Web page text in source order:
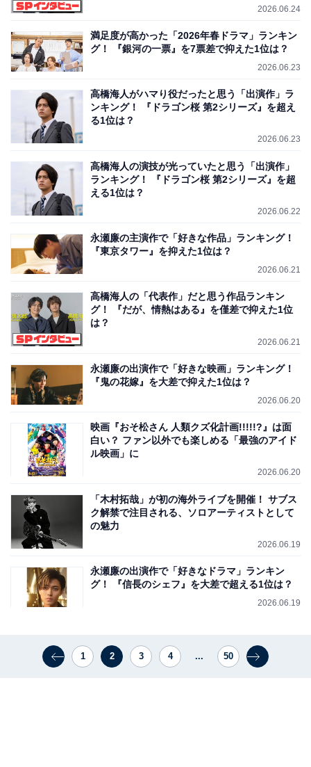
2026.06.24
満足度が高かった「2026年春ドラマ」ランキン
グ！ 『銀河の一票』を7票差で抑えた1位は？
2026.06.23
高橋海人がハマり役だったと思う「出演作」ラ
ンキング！ 『ドラゴン桜 第2シリーズ』を超え
る1位は？
2026.06.23
高橋海人の演技が光っていたと思う「出演作」
ランキング！ 『ドラゴン桜 第2シリーズ』を超
える1位は？
2026.06.22
永瀬廉の主演作で「好きな作品」ランキング！
『東京タワー』を抑えた1位は？
2026.06.21
高橋海人の「代表作」だと思う作品ランキン
グ！ 『だが、情熱はある』を僅差で抑えた1位
は？
2026.06.21
永瀬廉の出演作で「好きな映画」ランキング！
『鬼の花嫁』を大差で抑えた1位は？
2026.06.20
映画『おそ松さん 人類クズ化計画!!!!!?』は面
白い？ ファン以外でも楽しめる「最強のアイド
ル映画」に
2026.06.20
「木村拓哉」が初の海外ライブを開催！ サブス
ク解禁で注目される、ソロアーティストとして
の魅力
2026.06.19
永瀬廉の出演作で「好きなドラマ」ランキン
グ！ 『信長のシェフ』を大差で超える1位は？
2026.06.19
1 2 3 4 ... 50